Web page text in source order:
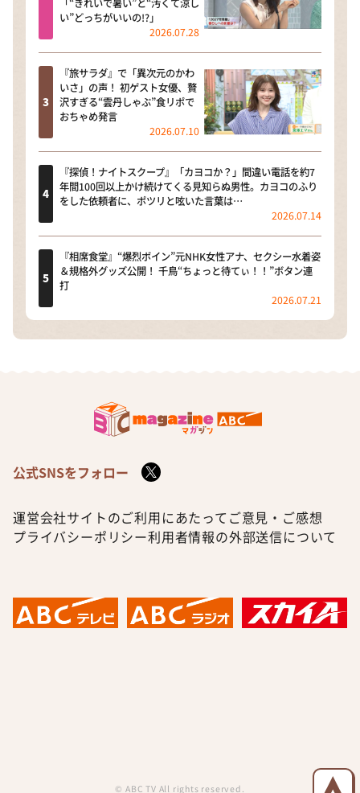
「“きれいで暑い”と“汚くて涼し
い”どっちがいいの!?」
2026.07.28
『旅サラダ』で「異次元のかわ
いさ」の声！ 初ゲスト女優、贅
沢すぎる“雲丹しゃぶ”食リポで
おちゃめ発言
2026.07.10
『探偵！ナイトスクープ』「カヨコか？」間違い電話を約7
年間100回以上かけ続けてくる見知らぬ男性。カヨコのふり
をした依頼者に、ポツリと呟いた言葉は…
2026.07.14
『相席食堂』“爆烈ボイン”元NHK女性アナ、セクシー水着姿
＆規格外グッズ公開！ 千鳥“ちょっと待てぃ！！”ボタン連
打
2026.07.21
公式SNSをフォロー
運営会社サイトのご利用にあたって ご意見・ご感想
プライバシーポリシー利用者情報の外部送信について
© ABC TV All rights reserved.